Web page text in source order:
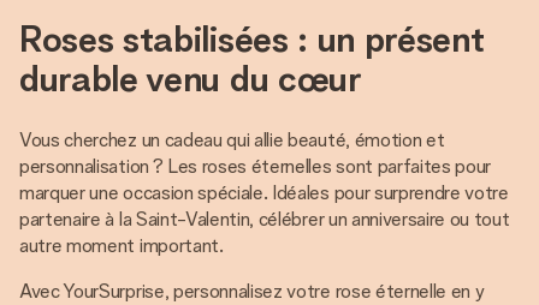
Roses stabilisées : un présent
durable venu du cœur
Vous cherchez un cadeau qui allie beauté, émotion et
personnalisation ? Les roses éternelles sont parfaites pour
marquer une occasion spéciale. Idéales pour surprendre votre
partenaire à la Saint-Valentin, célébrer un anniversaire ou tout
autre moment important.
Avec YourSurprise, personnalisez votre rose éternelle en y